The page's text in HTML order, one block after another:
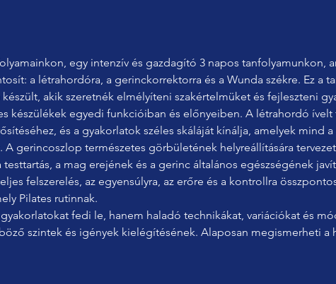
egy intenzív és gazdagító 3 napos tanfolyamunkon,
a létrahordóra, a gerinckorrektorra és a Wunda székre. Ez a
akik szeretnék elmélyíteni szakértelmüket és fejleszteni
és a gyakorlatok széles skáláját kínálja, amelyek mind
A gerincoszlop természetes görbületének helyreállítására
a mag erejének és a gerinc általános egészségének
felszerelés, az egyensúlyra, az erőre és a kontrollra
Pilates rutinnak.
szintek és igények kielégítésének. Alaposan megismerheti a